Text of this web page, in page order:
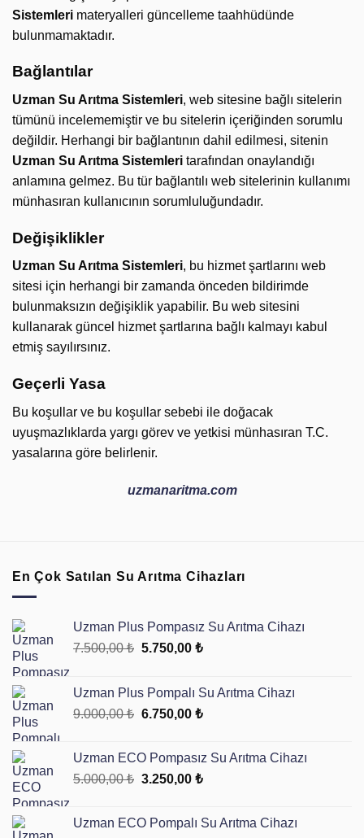
Sistemleri materyalleri güncelleme taahhüdünde
bulunmamaktadır.
Bağlantılar
Uzman Su Arıtma Sistemleri, web sitesine bağlı sitelerin
tümünü incelememiştir ve bu sitelerin içeriğinden sorumlu
değildir. Herhangi bir bağlantının dahil edilmesi, sitenin
Uzman Su Arıtma Sistemleri tarafından onaylandığı
anlamına gelmez. Bu tür bağlantılı web sitelerinin kullanımı
münhasıran kullanıcının sorumluluğundadır.
Değişiklikler
Uzman Su Arıtma Sistemleri, bu hizmet şartlarını web
sitesi için herhangi bir zamanda önceden bildirimde
bulunmaksızın değişiklik yapabilir. Bu web sitesini
kullanarak güncel hizmet şartlarına bağlı kalmayı kabul
etmiş sayılırsınız.
Geçerli Yasa
Bu koşullar ve bu koşullar sebebi ile doğacak
uyuşmazlıklarda yargı görev ve yetkisi münhasıran T.C.
yasalarına göre belirlenir.
uzmanaritma.com
En Çok Satılan Su Arıtma Cihazları
Uzman Plus Pompasız Su Arıtma Cihazı
7.500,00₺ Orijinal
5.750,00 ₺Şu
5.750,00 ₺.
Uzman Plus Pompalı Su Arıtma Cihazı
9.000,00₺ Orijinal
6.750,00 ₺Şu
6.750,00 ₺.
Uzman ECO Pompasız Su Arıtma Cihazı
5.000,00₺ Orijinal
3.250,00 ₺Şu
3.250,00 ₺.
Uzman ECO Pompalı Su Arıtma Cihazı